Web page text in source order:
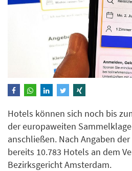
Hotels können sich noch bis
der europaweiten
anschließen. Nach Angaben
bereits 10.783 Hotels an dem
Bezirksgericht Amsterdam.